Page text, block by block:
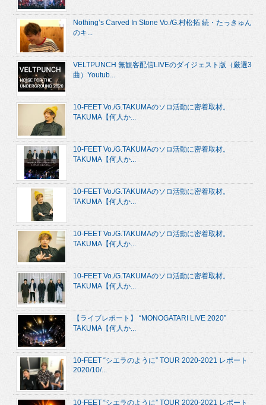
Nothing’s Carved In Stone Vo./G.村松拓 続・たっきゅん
のキ...
VELTPUNCH 無観客配信LIVEのダイジェスト版（厳選3
曲）Youtub...
10-FEET Vo./G.TAKUMAのソロ活動に密着取材。
TAKUMA【何人か...
10-FEET Vo./G.TAKUMAのソロ活動に密着取材。
TAKUMA【何人か...
10-FEET Vo./G.TAKUMAのソロ活動に密着取材。
TAKUMA【何人か...
10-FEET Vo./G.TAKUMAのソロ活動に密着取材。
TAKUMA【何人か...
10-FEET Vo./G.TAKUMAのソロ活動に密着取材。
TAKUMA【何人か...
【ライブレポート】 “MONOGATARI LIVE 2020”
TAKUMA【何人か...
10-FEET “シエラのように” TOUR 2020-2021 レポート
2020/10/...
10-FEET “シエラのように” TOUR 2020-2021 レポート